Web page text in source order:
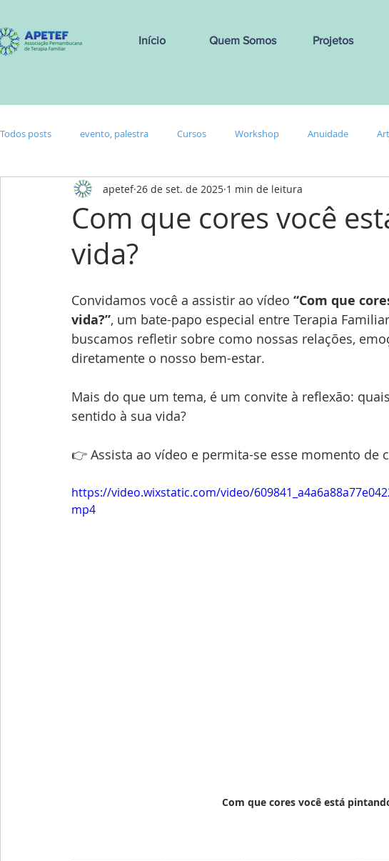
Início Quem Somos Projetos
Todos posts evento, palestra Cursos Workshop Anuidade
Com que cores você
vida?
apetef 26 de set. de 2025 1 min de leitura
Convidamos você a assistir ao vídeo “Com que
vida?”, um bate-papo especial entre Terapia
buscamos refletir sobre como nossas relações,
diretamente o nosso bem-estar.
Mais do que um tema, é um convite à reflexão:
sentido à sua vida?
👉 Assista ao vídeo e permita-se esse momento de
https://video.wixstatic.com/video/
mp4
Com que cores você está